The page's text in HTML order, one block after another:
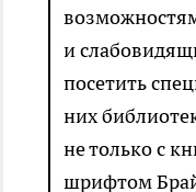
и
посетить
них
не только с
шрифтом